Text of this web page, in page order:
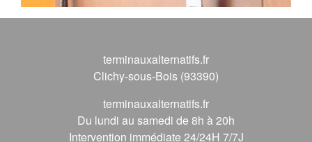
terminauxalternatifs.fr
Clichy-sous-Bois (93390)
terminauxalternatifs.fr
Du lundi au samedi de 8h à 20h
Intervention immédiate 24/24H 7/7J